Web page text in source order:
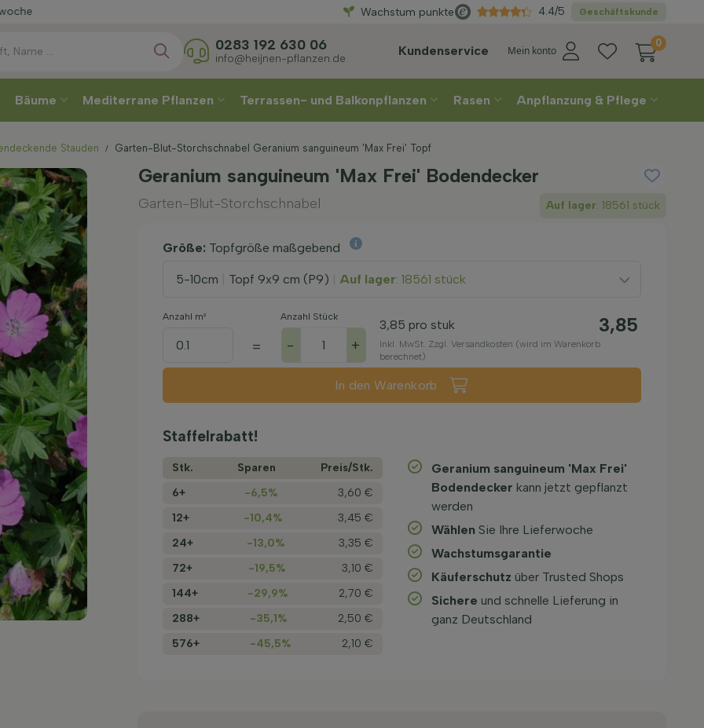
Direkt aus der Gärtnerei
Wachstum punkte Geschäftskunde
4.4/5
Kundenservice Mein konto
0
0283 192 630 06
info@heijnen-pflanzen.de
Bäume Mediterrane Pflanzen Terrassen- und Balkonpflanzen Rasen Anpflanzung & Pflege
Stauden Garten-Blut-Storchschnabel Geranium sanguineum 'Max Frei' Topf
Geranium sanguineum 'Max Frei' Bodendecker
Garten-Blut-Storchschnabel Auf lager: 18561 stück
Größe: Topfgröße maßgebend
5-10cm Topf 9x9 cm (P9) Auf lager: 18561 stück
Anzahl m²
=
Anzahl Stück
- +
3,85 pro stuk 3,85
Inkl. MwSt. Zzgl. Versandkosten (wird im Warenkorb
berechnet)
In den Warenkorb
Staffelrabatt!
Stk. Sparen
Preis/­Stk.
6+
-6,5%
3,60 €
12+
-10,4%
3,45 €
24+
-13,0%
3,35 €
72+
-19,5%
3,10 €
144+
-29,9%
2,70 €
288+
-35,1%
2,50 €
576+
-45,5% 2,10 €
Geranium sanguineum 'Max Frei'
Bodendecker kann jetzt gepflanzt
werden
Wählen Sie Ihre Lieferwoche
Wachstums­garantie
Käuferschutz über Trusted Shops
Sichere und schnelle Lieferung in
ganz Deutschland